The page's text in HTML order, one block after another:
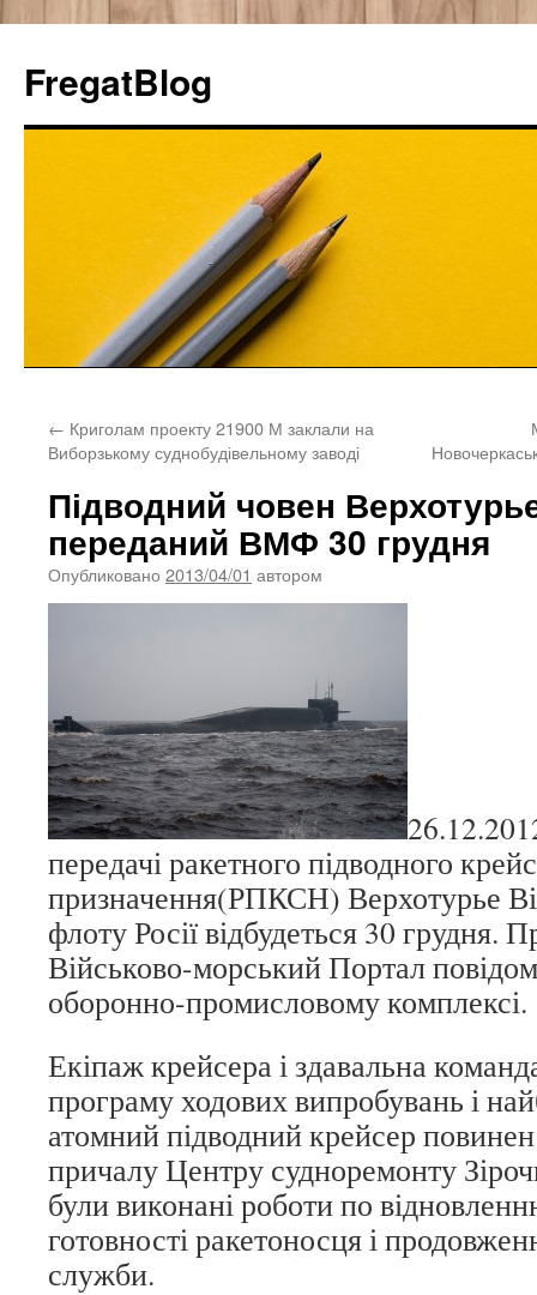
FregatBlog
← Криголам проекту 21900 М заклали на
Виборзькому суднобудівельному заводі
Підводний човен
переданий ВМФ 30 грудня
Опубликовано 2013/04/01 автором
передачі ракетного підводного
призначення(РПКСН) Верхотурье
флоту Росії відбудеться 30 грудня.
Військово-морський Портал
оборонно-промисловому комплексі.
Екіпаж крейсера і здавальна
програму ходових випробувань і
атомний підводний крейсер
причалу Центру судноремонту
були виконані роботи по
готовності ракетоносця і
служби.